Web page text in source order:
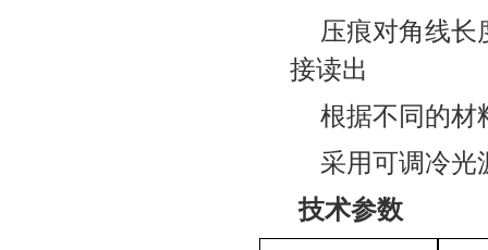
压痕对角线长
接读出
根据不同的材
采用可调冷光
技术参数